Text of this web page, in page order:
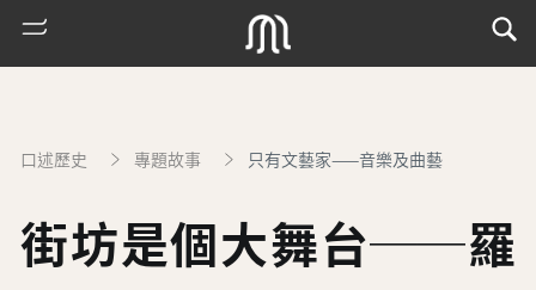
口述歷史 專題故事 只有文藝家——音樂及曲藝
街坊是個大舞台──羅